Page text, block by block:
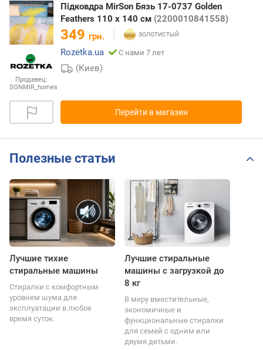
Продавец:
SONMIR_homes
Підковдра MirSon Бязь 17-0737 Golden
Feathers 110 x 140 см (2200010841558)
349 грн.
Rozetka.ua
С нами 7 лет
(Киев)
Перейти в магазин
Полезные статьи
Лучшие тихие
стиральные машины
Стиралки с комфортным
уровнем шума для
эксплуатации в любое
время суток.
Лучшие стиральные
машины с загрузкой до
8 кг
В меру вместительные,
экономичные и
функциональные стиралки
для семей с одним или
двумя детьми.